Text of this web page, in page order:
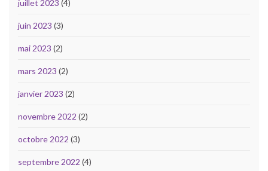
juillet 2023 (4)
juin 2023 (3)
mai 2023 (2)
mars 2023 (2)
janvier 2023 (2)
novembre 2022 (2)
octobre 2022 (3)
septembre 2022 (4)